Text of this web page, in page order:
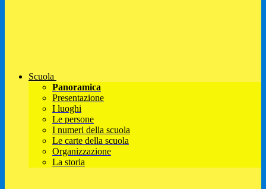
Scuola
Panoramica
Presentazione
I luoghi
Le persone
I numeri della scuola
Le carte della scuola
Organizzazione
La storia